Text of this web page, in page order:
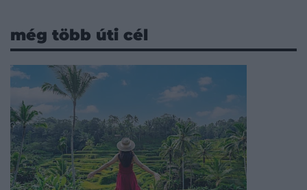
még több úti cél